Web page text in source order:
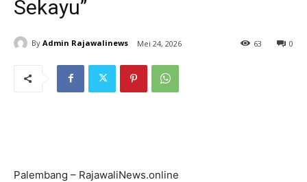
Sekayu”
By Admin Rajawalinews Mei 24, 2026 0
63
Palembang – RajawaliNews.online